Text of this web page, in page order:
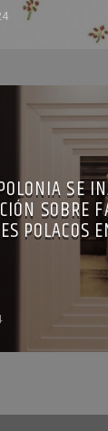
SE
SOBRE
POLACOS